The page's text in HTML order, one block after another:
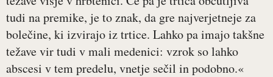
tudi na premike, je to znak, da gre najverjetneje za
bolečine, ki izvirajo iz trtice. Lahko pa imajo takšne
težave vir tudi v mali medenici: vzrok so lahko
abscesi v tem predelu, vnetje sečil in podobno.«